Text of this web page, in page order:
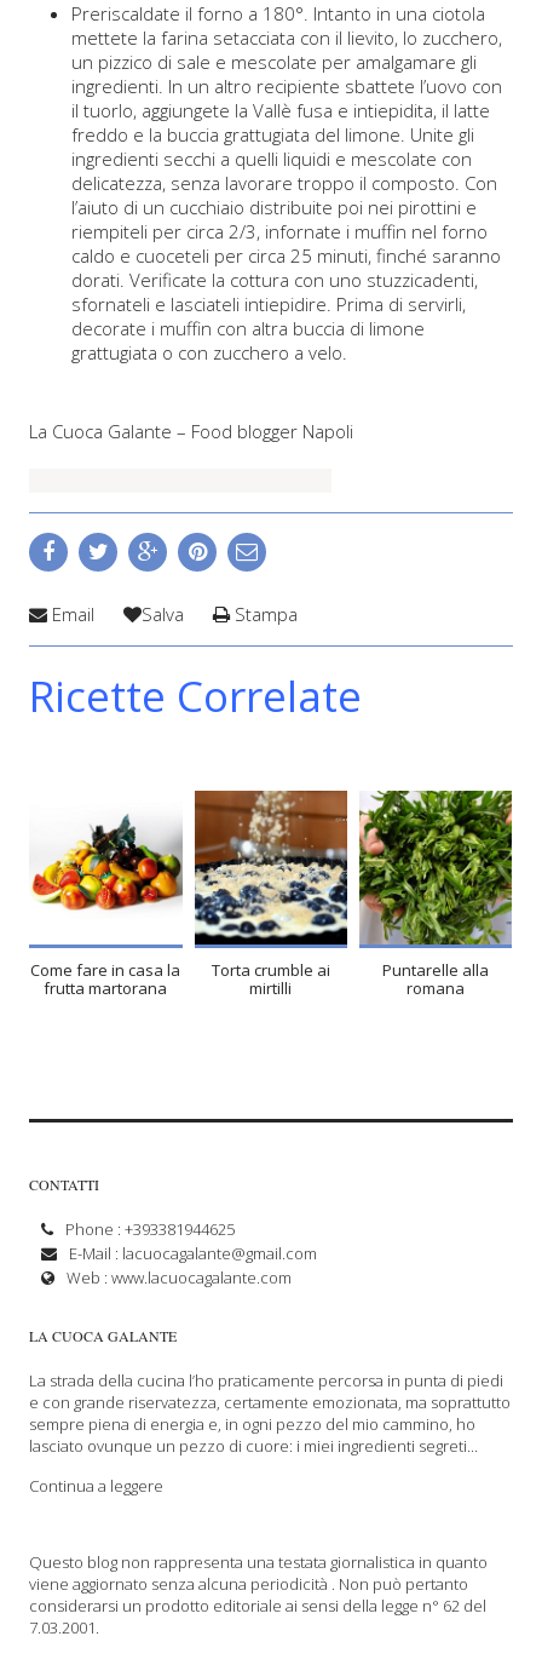
Preriscaldate il forno a 180°. Intanto in una ciotola
mettete la farina setacciata con il lievito, lo zucchero,
un pizzico di sale e mescolate per amalgamare gli
ingredienti. In un altro recipiente sbattete l’uovo con
il tuorlo, aggiungete la Vallè fusa e intiepidita, il latte
freddo e la buccia grattugiata del limone. Unite gli
ingredienti secchi a quelli liquidi e mescolate con
delicatezza, senza lavorare troppo il composto. Con
l’aiuto di un cucchiaio distribuite poi nei pirottini e
riempiteli per circa 2/3, infornate i muffin nel forno
caldo e cuoceteli per circa 25 minuti, finché saranno
dorati. Verificate la cottura con uno stuzzicadenti,
sfornateli e lasciateli intiepidire. Prima di servirli,
decorate i muffin con altra buccia di limone
grattugiata o con zucchero a velo.
La Cuoca Galante – Food blogger Napoli
Email Salva Stampa
Ricette Correlate
Come fare in casa la
frutta martorana
Torta crumble ai
mirtilli
Puntarelle alla
romana
CONTATTI
Phone : +393381944625
E-Mail : lacuocagalante@gmail.com
Web :www.lacuocagalante.com
LA CUOCA GALANTE
La strada della cucina l’ho praticamente percorsa in punta di piedi
e con grande riservatezza, certamente emozionata, ma soprattutto
sempre piena di energia e, in ogni pezzo del mio cammino, ho
lasciato ovunque un pezzo di cuore: i miei ingredienti segreti...
Continua a leggere
Questo blog non rappresenta una testata giornalistica in quanto
viene aggiornato senza alcuna periodicità . Non può pertanto
considerarsi un prodotto editoriale ai sensi della legge n° 62 del
7.03.2001.